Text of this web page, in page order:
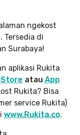
ngekost
Tersedia di
Surabaya!
aplikasi Rukita
Store atau App
Rukita? Bisa
service Rukita)
www.Rukita.co.